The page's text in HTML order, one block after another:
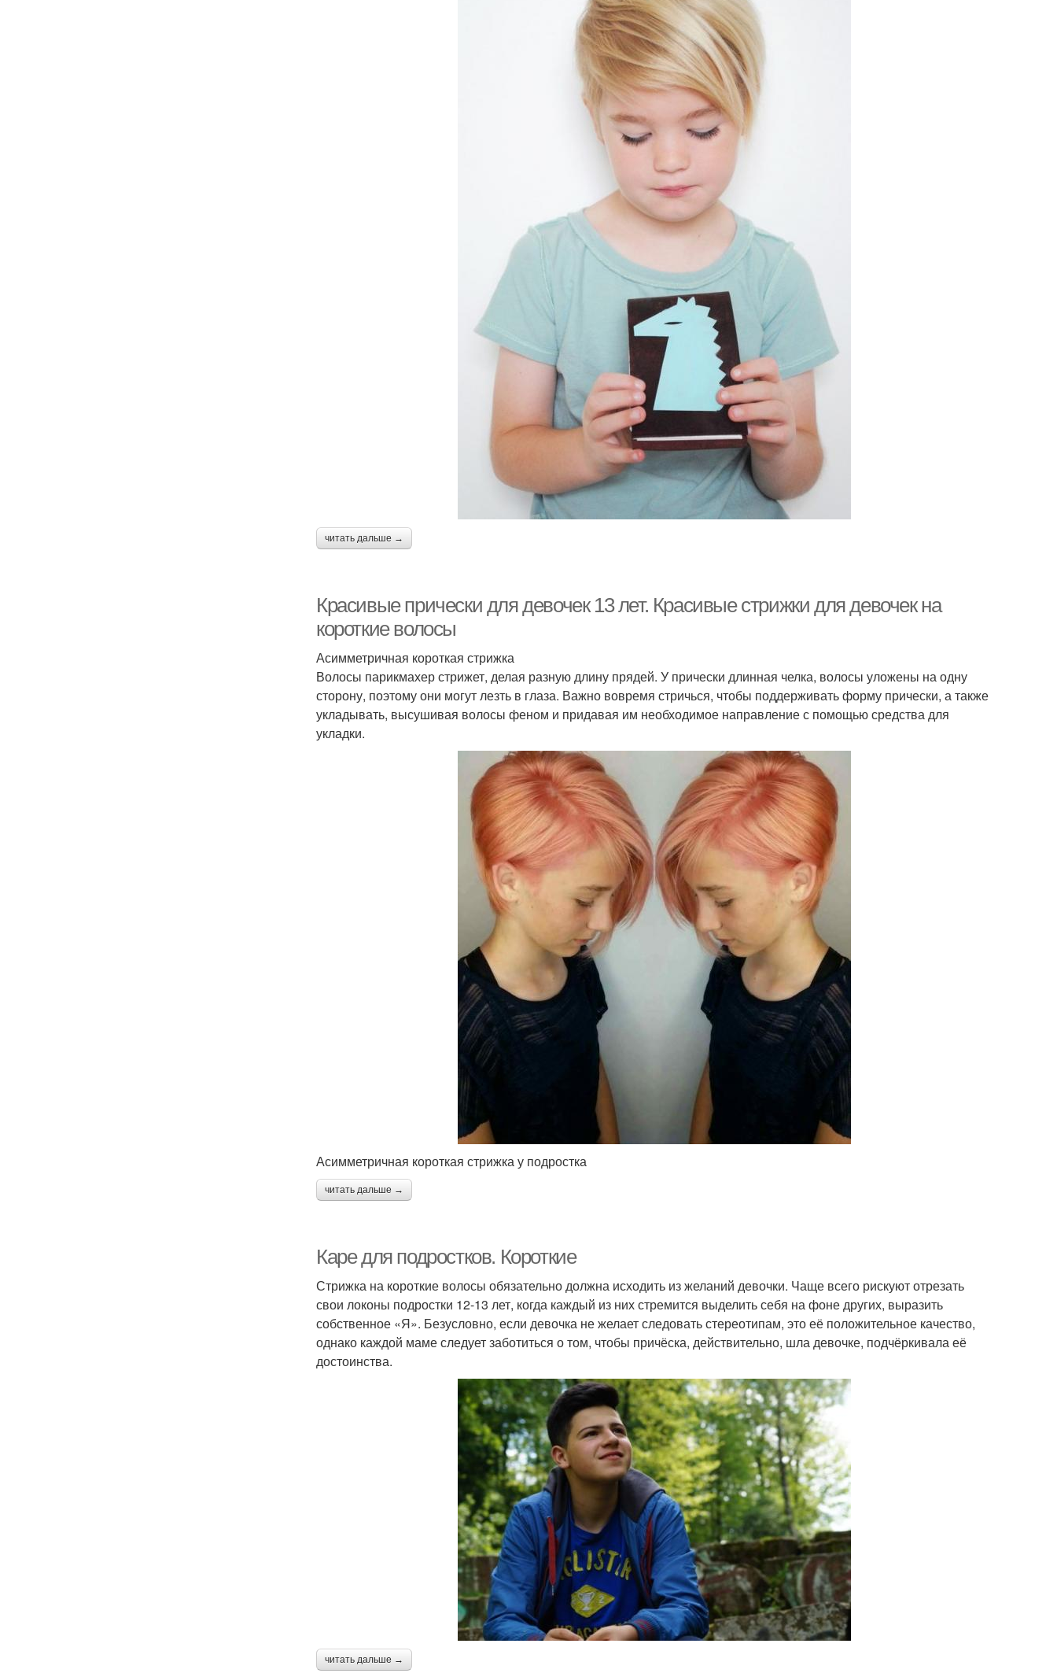
читать дальше →
Красивые прически для девочек 13 лет. Красивые стрижки для девочек на
короткие волосы
Асимметричная короткая стрижка
Волосы парикмахер стрижет, делая разную длину прядей. У прически длинная челка, волосы уложены на одну
сторону, поэтому они могут лезть в глаза. Важно вовремя стричься, чтобы поддерживать форму прически, а также
укладывать, высушивая волосы феном и придавая им необходимое направление с помощью средства для
укладки.
Асимметричная короткая стрижка у подростка
читать дальше →
Каре для подростков. Короткие
Стрижка на короткие волосы обязательно должна исходить из желаний девочки. Чаще всего рискуют отрезать
свои локоны подростки 12-13 лет, когда каждый из них стремится выделить себя на фоне других, выразить
собственное «Я». Безусловно, если девочка не желает следовать стереотипам, это её положительное качество,
однако каждой маме следует заботиться о том, чтобы причёска, действительно, шла девочке, подчёркивала её
достоинства.
читать дальше →